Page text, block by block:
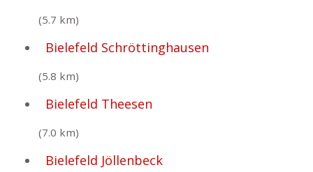
(5.7 km)
Bielefeld Schröttinghausen
(5.8 km)
Bielefeld Theesen
(7.0 km)
Bielefeld Jöllenbeck